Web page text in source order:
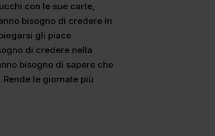
con le sue carte,
bisogno di credere in
gli piace
di credere nella
bisogno di sapere che
le giornate più